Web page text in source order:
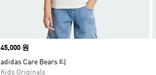
Price
45,000 원
adidas Care Bears 티
Kids Originals